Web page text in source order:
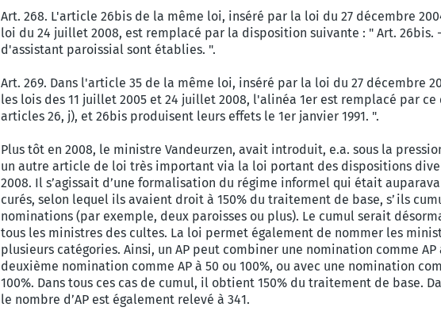
Art. 268. L'article 26bis de la même loi, inséré par la loi du 27 décembre
loi du 24 juillet 2008, est remplacé par la disposition suivante : " Art. 26bis.
d'assistant paroissial sont établies. ".
Art. 269. Dans l'article 35 de la même loi, inséré par la loi du 27 décembre
les lois des 11 juillet 2005 et 24 juillet 2008, l'alinéa 1er est remplacé par ce
articles 26, j), et 26bis produisent leurs effets le 1er janvier 1991. ".
Plus tôt en 2008, le ministre Vandeurzen, avait introduit, e.a. sous la
un autre article de loi très important via la loi portant des dispositions
2008. Il s’agissait d’une formalisation du régime informel qui était
curés, selon lequel ils avaient droit à 150% du traitement de base, s’ils
nominations (par exemple, deux paroisses ou plus). Le cumul serait
tous les ministres des cultes. La loi permet également de nommer les
plusieurs catégories. Ainsi, un AP peut combiner une nomination comme AP
deuxième nomination comme AP à 50 ou 100%, ou avec une nomination
100%. Dans tous ces cas de cumul, il obtient 150% du traitement de base.
le nombre d’AP est également relevé à 341.